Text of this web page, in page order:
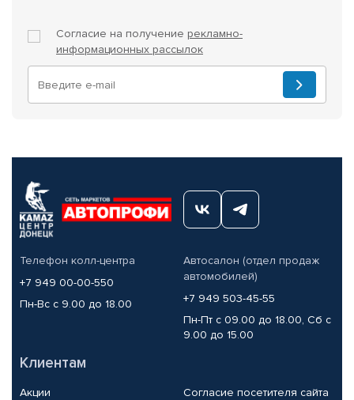
Согласие на получение рекламно-
информационных рассылок
Телефон колл-центра
+7 949 00-00-550
Пн-Вс с 9.00 до 18.00
Автосалон (отдел продаж
автомобилей)
+7 949 503-45-55
Пн-Пт с 09.00 до 18.00, Сб с
9.00 до 15.00
Клиентам
Акции
Согласие посетителя сайта